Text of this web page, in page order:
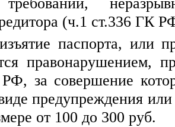
(ч.1 ст.336 ГК
паспорта, или
правонарушением,
за совершение
предупреждения
от 100 до 300 руб.